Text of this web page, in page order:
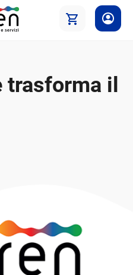
trasforma il